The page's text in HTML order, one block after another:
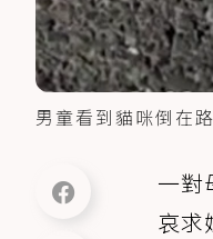
男童看到貓咪倒在
一對
哀求